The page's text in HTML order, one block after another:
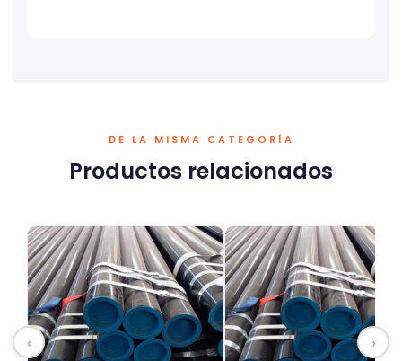
DE LA MISMA CATEGORÍA
Productos relacionados
‹ ›